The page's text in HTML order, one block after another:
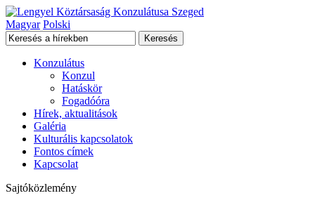
Magyar Polski
Keresés
Konzulátus
Konzul
Hatáskör
Fogadóóra
Hírek, aktualitások
Galéria
Kulturális kapcsolatok
Fontos címek
Kapcsolat
Sajtóközlemény